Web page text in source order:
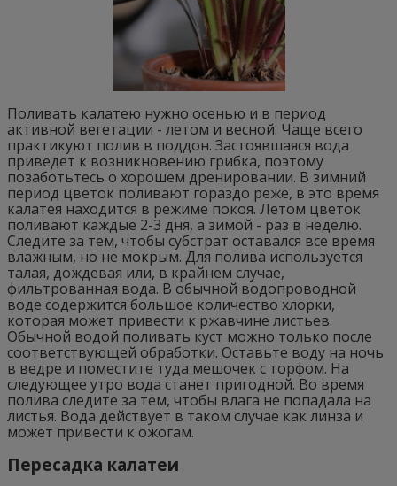
Поливать калатею нужно осенью и в период
активной вегетации - летом и весной. Чаще всего
практикуют полив в поддон. Застоявшаяся вода
приведет к возникновению грибка, поэтому
позаботьтесь о хорошем дренировании. В зимний
период цветок поливают гораздо реже, в это время
калатея находится в режиме покоя. Летом цветок
поливают каждые 2-3 дня, а зимой - раз в неделю.
Следите за тем, чтобы субстрат оставался все время
влажным, но не мокрым. Для полива используется
талая, дождевая или, в крайнем случае,
фильтрованная вода. В обычной водопроводной
воде содержится большое количество хлорки,
которая может привести к ржавчине листьев.
Обычной водой поливать куст можно только после
соответствующей обработки. Оставьте воду на ночь
в ведре и поместите туда мешочек с торфом. На
следующее утро вода станет пригодной. Во время
полива следите за тем, чтобы влага не попадала на
листья. Вода действует в таком случае как линза и
может привести к ожогам.
Пересадка калатеи